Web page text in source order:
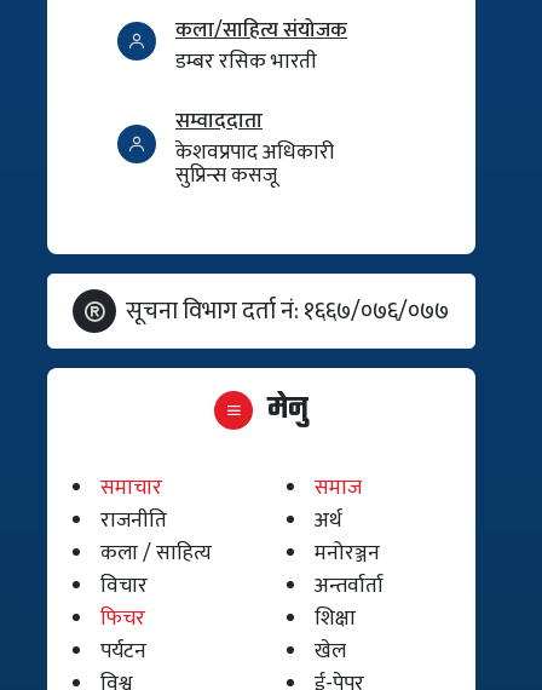
कला/साहित्य संयोजक
डम्बर रसिक भारती
सम्वाददाता
केशवप्रपाद अधिकारी
सुप्रिन्स कसजू
सूचना विभाग दर्ता नं: १६६७/०७६/०७७
मेनु
समाचार
समाज
राजनीति
अर्थ
कला / साहित्य
मनोरञ्जन
विचार
अन्तर्वार्ता
फिचर
शिक्षा
पर्यटन
खेल